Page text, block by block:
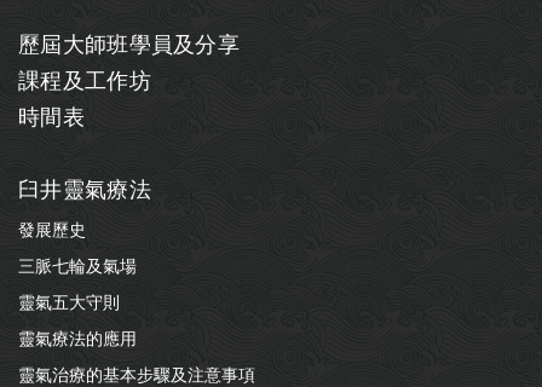
歷屆大師班學員及分享
課程及工作坊
時間表
臼井靈氣療法
發展歷史
三脈七輪及氣場
靈氣五大守則
靈氣療法的應用
靈氣治療的基本步驟及注意事項